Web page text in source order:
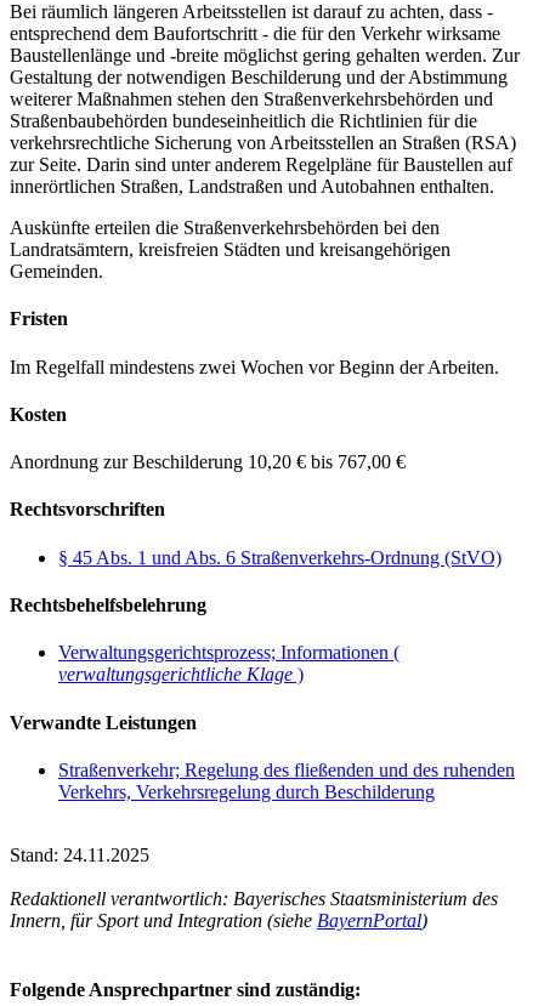
Bei räumlich längeren Arbeitsstellen ist darauf zu achten, dass -
entsprechend dem Baufortschritt - die für den Verkehr wirksame
Baustellenlänge und -breite möglichst gering gehalten werden. Zur
Gestaltung der notwendigen Beschilderung und der Abstimmung
weiterer Maßnahmen stehen den Straßenverkehrsbehörden und
Straßenbaubehörden bundeseinheitlich die Richtlinien für die
verkehrsrechtliche Sicherung von Arbeitsstellen an Straßen (RSA)
zur Seite. Darin sind unter anderem Regelpläne für Baustellen auf
innerörtlichen Straßen, Landstraßen und Autobahnen enthalten.
Auskünfte erteilen die Straßenverkehrsbehörden bei den
Landratsämtern, kreisfreien Städten und kreisangehörigen
Gemeinden.
Fristen
Im Regelfall mindestens zwei Wochen vor Beginn der Arbeiten.
Kosten
Anordnung zur Beschilderung 10,20 € bis 767,00 €
Rechtsvorschriften
§ 45 Abs. 1 und Abs. 6 Straßenverkehrs-Ordnung (StVO)
Rechtsbehelfsbelehrung
Verwaltungsgerichtsprozess; Informationen (
verwaltungsgerichtliche Klage )
Verwandte Leistungen
Straßenverkehr; Regelung des fließenden und des ruhenden
Verkehrs, Verkehrsregelung durch Beschilderung
Stand: 24.11.2025
Redaktionell verantwortlich: Bayerisches Staatsministerium des
Innern, für Sport und Integration (siehe BayernPortal)
Folgende Ansprechpartner sind zuständig: